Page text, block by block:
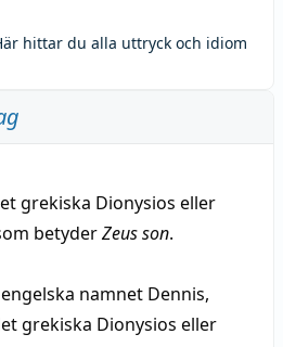
hittar du alla uttryck och idiom
grekiska Dionysios eller
betyderZeus son.
namnet Dennis,
grekiska Dionysios eller